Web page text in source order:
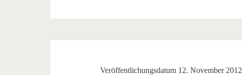
Veröffentlichungsdatum 12. November 2012